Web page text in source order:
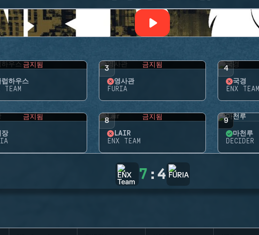
금지됨
럽하우스
TEAM
3 금지됨
영사관
FURIA
4
국경
ENX TEAM
금지됨
장
8 금지됨
LAIR
ENX TEAM
9
마천루
DECIDER
7 : 4